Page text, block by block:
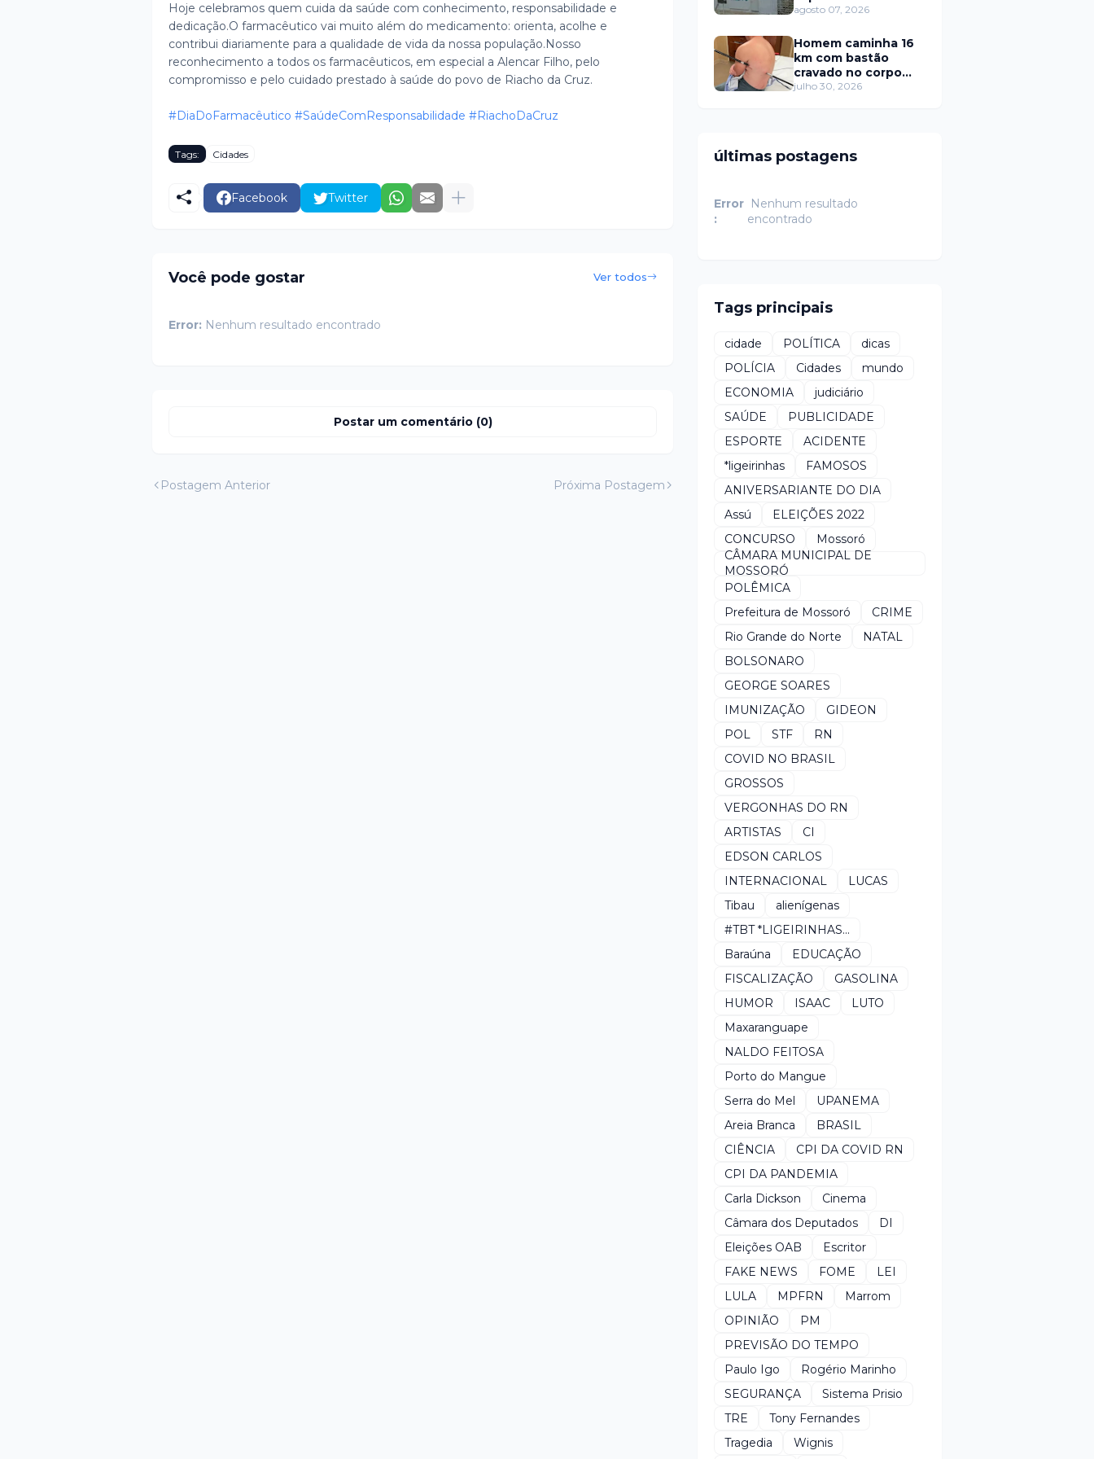
Hoje celebramos quem cuida da saúde com conhecimento, responsabilidade e
dedicação.O farmacêutico vai muito além do medicamento: orienta, acolhe e
contribui diariamente para a qualidade de vida da nossa população.Nosso
reconhecimento a todos os farmacêuticos, em especial a Alencar Filho, pelo
compromisso e pelo cuidado prestado à saúde do povo de Riacho da Cruz.
#DiaDoFarmacêutico #SaúdeComResponsabilidade #RiachoDaCruz
Tags: Cidades
Facebook Twitter
Você pode gostar Ver todos
Error: Nenhum resultado encontrado
Postar um comentário (0)
Postagem Anterior Próxima Postagem
de R$ 11 milhões
Itaú RN
agosto 07, 2026
Homem caminha 16
km com bastão
cravado no corpo
após queda
julho 30, 2026
últimas postagens
Error
:
Nenhum resultado
encontrado
Tags principais
cidade POLÍTICA
dicas
POLÍCIA
Cidades
mundo
ECONOMIA
judiciário
SAÚDE
PUBLICIDADE
ESPORTE
ACIDENTE
*ligeirinhas
FAMOSOS
ANIVERSARIANTE DO DIA
Assú
ELEIÇÕES 2022
CONCURSO
Mossoró
CÂMARA MUNICIPAL DE
MOSSORÓ
POLÊMICA
Prefeitura de Mossoró
CRIME
Rio Grande do Norte
NATAL
BOLSONARO
GEORGE SOARES
IMUNIZAÇÃO
GIDEON
POL
STF
RN
COVID NO BRASIL
GROSSOS
VERGONHAS DO RN
ARTISTAS
CI
EDSON CARLOS
INTERNACIONAL
LUCAS
Tibau
alienígenas
#TBT *LIGEIRINHAS...
Baraúna
EDUCAÇÃO
FISCALIZAÇÃO
GASOLINA
HUMOR
ISAAC
LUTO
Maxaranguape
NALDO FEITOSA
Porto do Mangue
Serra do Mel
UPANEMA
Areia Branca
BRASIL
CIÊNCIA
CPI DA COVID RN
CPI DA PANDEMIA
Carla Dickson
Cinema
Câmara dos Deputados
DI
Eleições OAB
Escritor
FAKE NEWS
FOME
LEI
LULA
MPFRN
Marrom
OPINIÃO
PM
PREVISÃO DO TEMPO
Paulo Igo
Rogério Marinho
SEGURANÇA
Sistema Prisio
TRE
Tony Fernandes
Tragedia
Wignis